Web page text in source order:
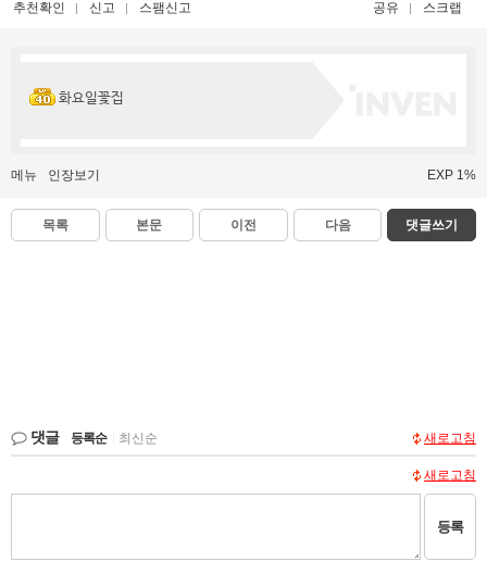
추천확인 신고 스팸신고 공유 스크랩
화요일꽃집
메뉴 인장보기 EXP 1%
목록 본문 이전 다음 댓글쓰기
댓글 등록순 최신순 새로고침
새로고침
등록